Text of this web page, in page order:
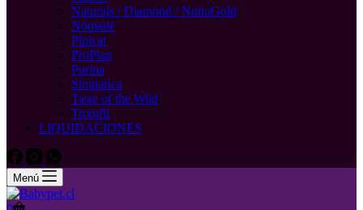
Naturals / Diamond / NutraGold
Nómade
Pipicat
ProPlan
Purina
Simparica
Taste of the Wild
Tropifit
LIQUIDACIONES
Menú
Carro